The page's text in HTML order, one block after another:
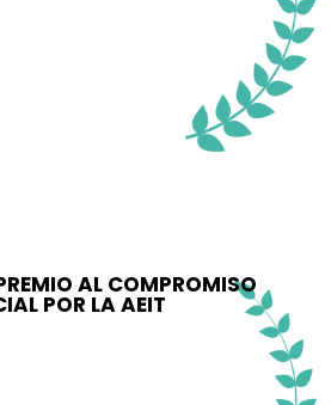
AL COMPROMISO
POR LA AEIT